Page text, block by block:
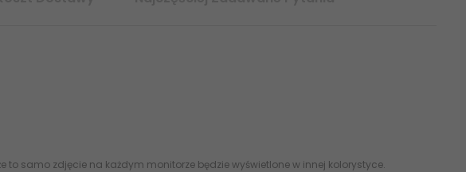
to samo zdjęcie na każdym monitorze będzie wyświetlone w innej kolorystyce.